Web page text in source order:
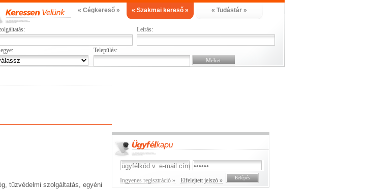
« Cégkereső » « Szakmai kereső » « Tudástár »
Leírás:
Település:
tűzvédelmi szolgáltatás, egyéni
Ingyenes regisztráció » Elfelejtett jelszó »